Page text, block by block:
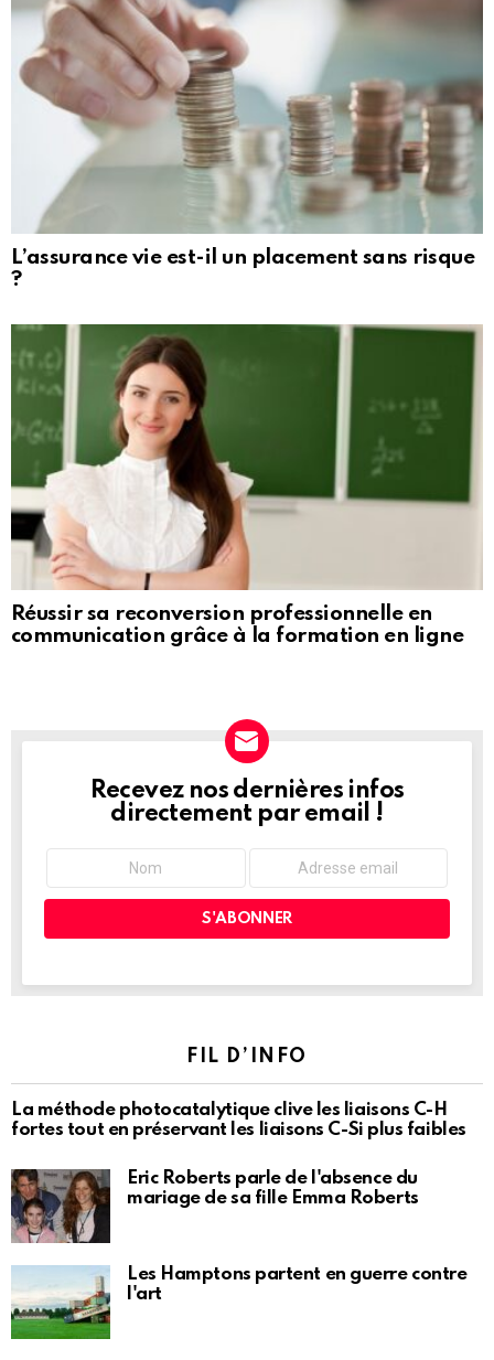
L’assurance vie est-il un placement sans risque
?
Réussir sa reconversion professionnelle en
communication grâce à la formation en ligne
NEWSLETTER
Recevez nos dernières infos
directement par email !
FIL D’INFO
La méthode photocatalytique clive les liaisons C-H
fortes tout en préservant les liaisons C-Si plus faibles
Eric Roberts parle de l'absence du
mariage de sa fille Emma Roberts
Les Hamptons partent en guerre contre
l'art